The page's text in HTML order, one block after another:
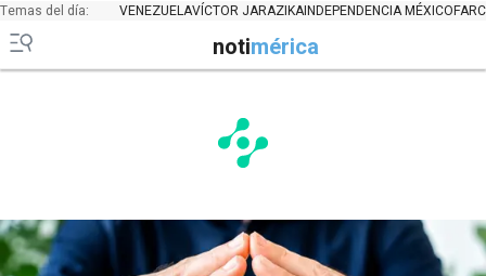
Temas del día: VENEZUELAVÍCTOR JARAZIKAINDEPENDENCIA MÉXICOFARC
notimérica